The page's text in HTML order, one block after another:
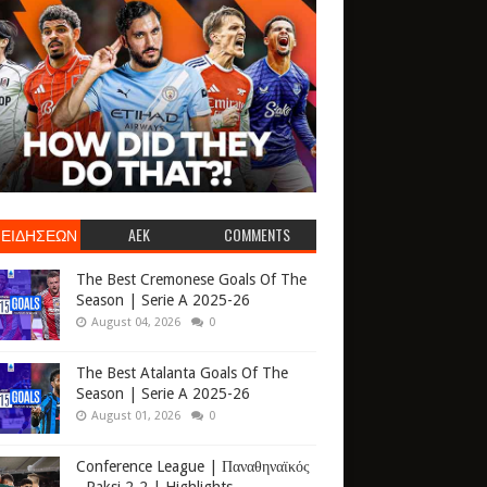
AEK COMMENTS
The Best Cremonese Goals Of The
Season | Serie A 2025-26
August 04, 2026 0
The Best Atalanta Goals Of The
Season | Serie A 2025-26
August 01, 2026 0
Conference League | Παναθηναϊκός